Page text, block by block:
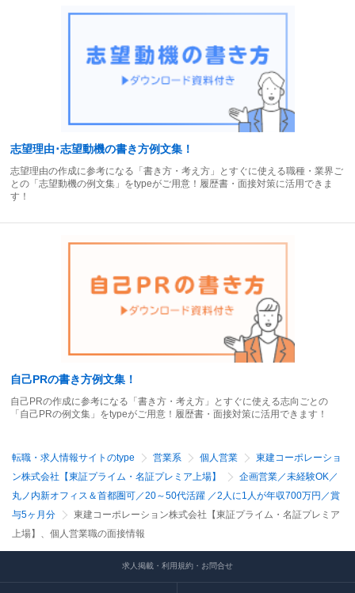
志望理由･志望動機の書き方例文集！
志望理由の作成に参考になる「書き方・考え方」とすぐに使える職種・業界ご
との「志望動機の例文集」をtypeがご用意！履歴書・面接対策に活用できま
す！
自己PRの書き方例文集！
自己PRの作成に参考になる「書き方・考え方」とすぐに使える志向ごとの
「自己PRの例文集」をtypeがご用意！履歴書・面接対策に活用できます！
転職・求人情報サイトのtype 営業系 個人営業
東建コーポレーショ
ン株式会社【東証プライム・名証プレミア上場】
企画営業／未経験OK／
丸ノ内新オフィス＆首都圏可／20～50代活躍 ／2人に1人が年収700万円／賞
与5ヶ月分
東建コーポレーション株式会社【東証プライム・名証プレミア
上場】、個人営業職の面接情報
求人掲載・利用規約・お問合せ